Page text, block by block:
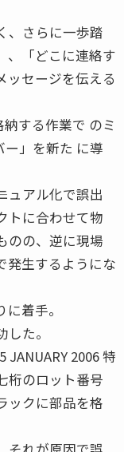
、さらに一歩踏
、「どこに連絡す
ッセージを伝える
する作業で のミ
」を新た に導
ュアル化で誤出
トに合わせて物
のの、逆に現場
発生するようにな
着手。
た。
JANUARY 2006 特
桁のロット番号
ックに部品を格